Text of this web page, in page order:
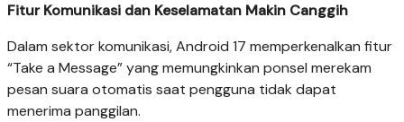
Fitur Komunikasi dan Keselamatan Makin Canggih
Dalam sektor komunikasi, Android 17 memperkenalkan fitur
“Take a Message” yang memungkinkan ponsel merekam
pesan suara otomatis saat pengguna tidak dapat
menerima panggilan.